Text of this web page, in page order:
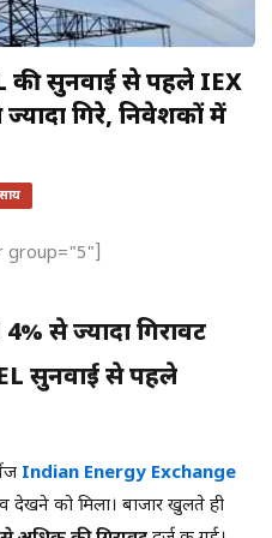
की सुनवाई से पहले IEX
गिरे, निवेशकों में
group="5"]
से ज्यादा गिरावट
सुनवाई से पहले
Indian Energy Exchange
देखने को मिला। बाजार खुलते ही